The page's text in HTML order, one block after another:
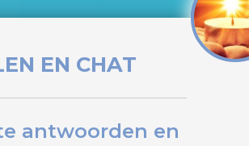
EN CHAT
antwoorden en